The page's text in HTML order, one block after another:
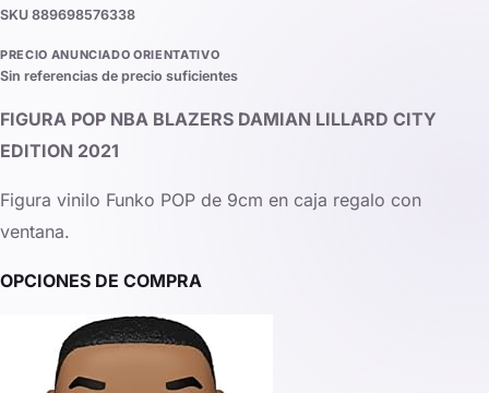
SKU 889698576338
PRECIO ANUNCIADO ORIENTATIVO
Sin referencias de precio suficientes
FIGURA POP NBA BLAZERS DAMIAN LILLARD CITY
EDITION 2021
Figura vinilo Funko POP de 9cm en caja regalo con
ventana.
OPCIONES DE COMPRA